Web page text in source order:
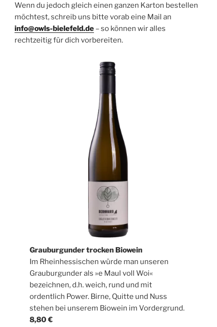
Wenn du jedoch gleich einen ganzen Karton bestellen
möchtest, schreib uns bitte vorab eine Mail an
info@owls-bielefeld.de – so können wir alles
rechtzeitig für dich vorbereiten.
Grauburgunder trocken Biowein
Im Rheinhessischen würde man unseren
Grauburgunder als »e Maul voll Woi«
bezeichnen, d.h. weich, rund und mit
ordentlich Power. Birne, Quitte und Nuss
stehen bei unserem Biowein im Vordergrund.
8,80 €